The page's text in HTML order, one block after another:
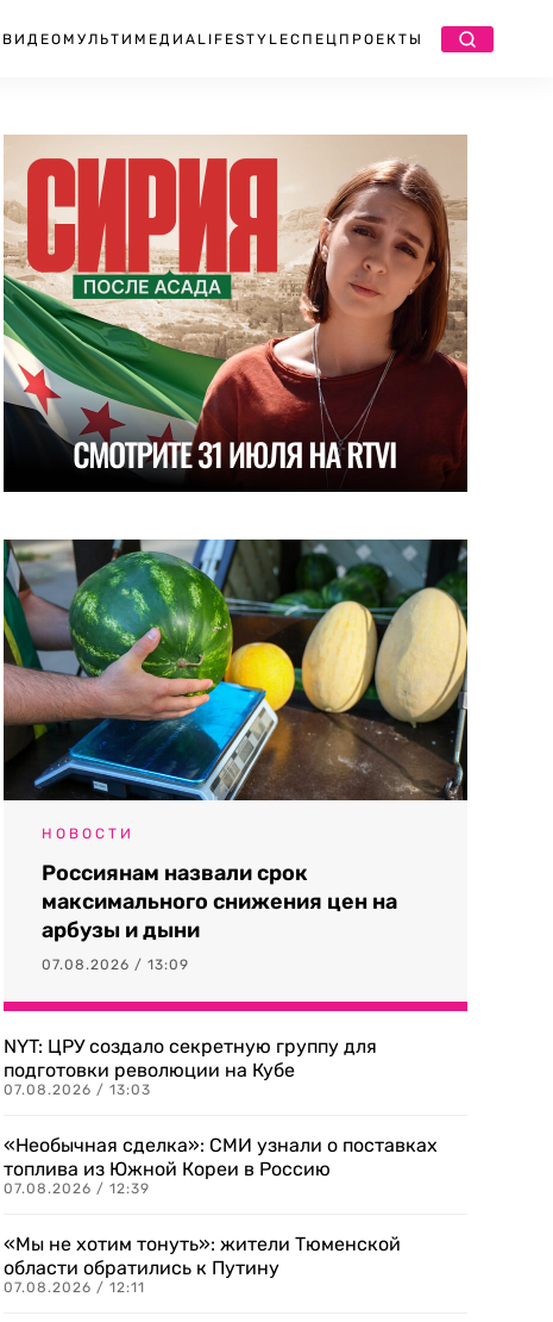
ВИДЕО МУЛЬТИМЕДИА LIFESTYLEСПЕЦПРОЕКТЫ
НОВОСТИ
Россиянам назвали срок
максимального снижения цен на
арбузы и дыни
07.08.2026 / 13:09
NYT: ЦРУ создало секретную группу для
подготовки революции на Кубе
07.08.2026 / 13:03
«Необычная сделка»: СМИ узнали о поставках
топлива из Южной Кореи в Россию
07.08.2026 / 12:39
«Мы не хотим тонуть»: жители Тюменской
области обратились к Путину
07.08.2026 / 12:11